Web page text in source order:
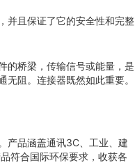
并且保证了它的安全性和完整
的桥梁，传输信号或能量，是
阻。连接器既然如此重要。
产品涵盖通讯3C、工业、建
符合国际环保要求，收获各